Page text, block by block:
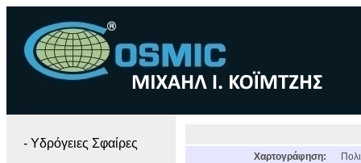
- Yδρόγειες Σφαίρες
Χαρτογράφηση: